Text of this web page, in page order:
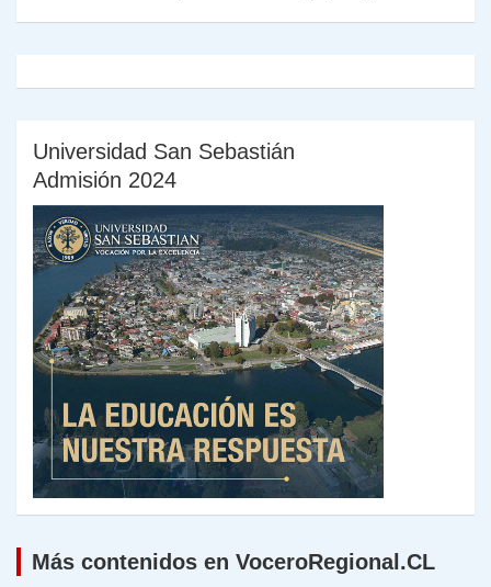
Universidad San Sebastián
Admisión 2024
Más contenidos en VoceroRegional.CL